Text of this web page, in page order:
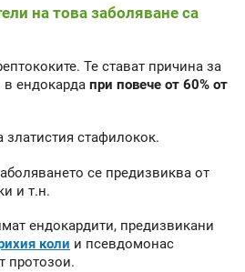
на това заболяване са
Те стават причина за
в ендокарда при повече от 60% от
златистия стафилокок.
се предизвиква от
и т.н.
ендокардити, предизвикани
коли и псевдомонас
протозои.